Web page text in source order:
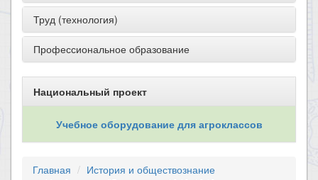
Труд (технология)
Профессиональное образование
Национальный проект
Учебное оборудование для агроклассов
Главная
История и обществознание